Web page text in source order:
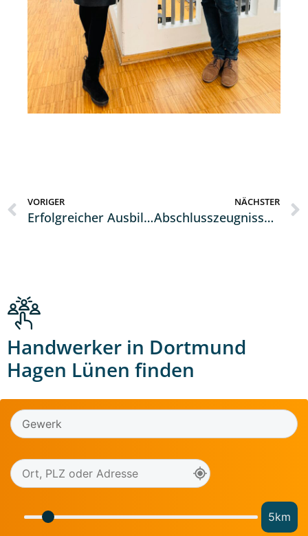
VORIGER
Erfolgreicher Ausbildungsabschluss bei der Kreishandwerkerschaft
NÄCHSTER
Abschlusszeugnisse für 41 Gesellen der Innung für Metall- und Kunststofftechnik
Handwerker in Dortmund
Hagen Lünen finden
5km